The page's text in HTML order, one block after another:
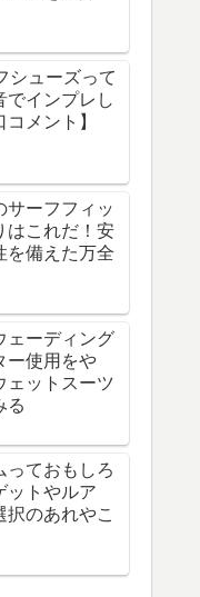
シューズって
でインプレし
メント】
サーフフィッ
はこれだ！安
を備えた万全
ェーディング
ー使用をや
ェットスーツ
る
っておもしろ
ットやルア
択のあれやこ